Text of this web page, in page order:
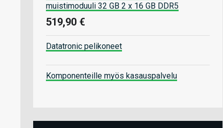
muistimoduuli 32 GB 2 x 16 GB DDR5
519,90 €
Datatronic pelikoneet
Komponenteille myös kasauspalvelu